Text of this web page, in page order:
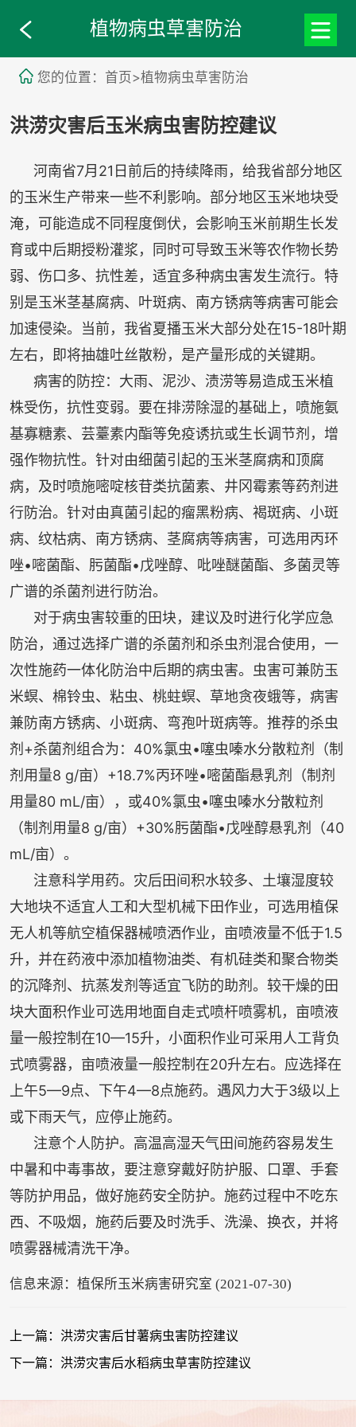
植物病虫草害防治
您的位置：首页>植物病虫草害防治
洪涝灾害后玉米病虫害防控建议
河南省7月21日前后的持续降雨，给我省部分地区
的玉米生产带来一些不利影响。部分地区玉米地块受
淹，可能造成不同程度倒伏，会影响玉米前期生长发
育或中后期授粉灌浆，同时可导致玉米等农作物长势
弱、伤口多、抗性差，适宜多种病虫害发生流行。特
别是玉米茎基腐病、叶斑病、南方锈病等病害可能会
加速侵染。当前，我省夏播玉米大部分处在15-18叶期
左右，即将抽雄吐丝散粉，是产量形成的关键期。
病害的防控：大雨、泥沙、渍涝等易造成玉米植
株受伤，抗性变弱。要在排涝除湿的基础上，喷施氨
基寡糖素、芸薹素内酯等免疫诱抗或生长调节剂，增
强作物抗性。针对由细菌引起的玉米茎腐病和顶腐
病，及时喷施嘧啶核苷类抗菌素、井冈霉素等药剂进
行防治。针对由真菌引起的瘤黑粉病、褐斑病、小斑
病、纹枯病、南方锈病、茎腐病等病害，可选用丙环
唑•嘧菌酯、肟菌酯•戊唑醇、吡唑醚菌酯、多菌灵等
广谱的杀菌剂进行防治。
对于病虫害较重的田块，建议及时进行化学应急
防治，通过选择广谱的杀菌剂和杀虫剂混合使用，一
次性施药一体化防治中后期的病虫害。虫害可兼防玉
米螟、棉铃虫、粘虫、桃蛀螟、草地贪夜蛾等，病害
兼防南方锈病、小斑病、弯孢叶斑病等。推荐的杀虫
剂+杀菌剂组合为：40%氯虫•噻虫嗪水分散粒剂（制
剂用量8 g/亩）+18.7%丙环唑•嘧菌酯悬乳剂（制剂
用量80 mL/亩），或40%氯虫•噻虫嗪水分散粒剂
（制剂用量8 g/亩）+30%肟菌酯•戊唑醇悬乳剂（40
mL/亩）。
注意科学用药。灾后田间积水较多、土壤湿度较
大地块不适宜人工和大型机械下田作业，可选用植保
无人机等航空植保器械喷洒作业，亩喷液量不低于1.5
升，并在药液中添加植物油类、有机硅类和聚合物类
的沉降剂、抗蒸发剂等适宜飞防的助剂。较干燥的田
块大面积作业可选用地面自走式喷杆喷雾机，亩喷液
量一般控制在10—15升，小面积作业可采用人工背负
式喷雾器，亩喷液量一般控制在20升左右。应选择在
上午5—9点、下午4—8点施药。遇风力大于3级以上
或下雨天气，应停止施药。
注意个人防护。高温高湿天气田间施药容易发生
中暑和中毒事故，要注意穿戴好防护服、口罩、手套
等防护用品，做好施药安全防护。施药过程中不吃东
西、不吸烟，施药后要及时洗手、洗澡、换衣，并将
喷雾器械清洗干净。
信息来源：植保所玉米病害研究室 (2021-07-30)
上一篇：洪涝灾害后甘薯病虫害防控建议
下一篇：洪涝灾害后水稻病虫草害防控建议